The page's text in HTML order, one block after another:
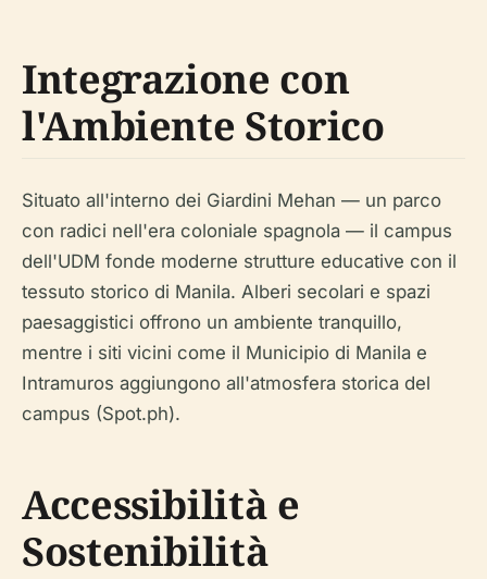
Integrazione con
l'Ambiente Storico
Situato all'interno dei Giardini Mehan — un parco
con radici nell'era coloniale spagnola — il campus
dell'UDM fonde moderne strutture educative con il
tessuto storico di Manila. Alberi secolari e spazi
paesaggistici offrono un ambiente tranquillo,
mentre i siti vicini come il Municipio di Manila e
Intramuros aggiungono all'atmosfera storica del
campus (Spot.ph).
Accessibilità e
Sostenibilità